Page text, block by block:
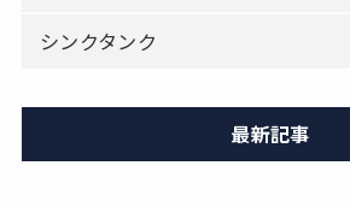
シンクタンク
最新記事